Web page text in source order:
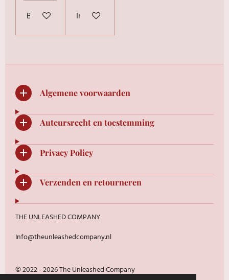
Bekijk details In winkelwagen
Algemene voorwaarden
Auteursrecht en toestemming
Privacy Policy
Verzenden en retourneren
THE UNLEASHED COMPANY
Info@theunleashedcompany.nl
© 2022 - 2026 The Unleashed Company